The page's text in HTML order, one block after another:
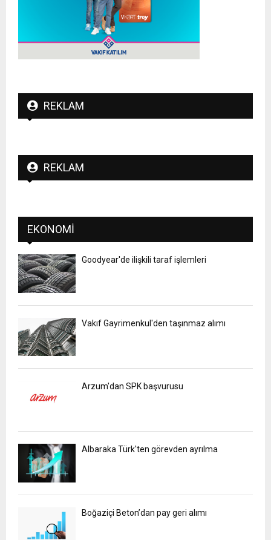
REKLAM
REKLAM
EKONOMI
Goodyear'de ilişkili taraf işlemleri
Vakıf Gayrimenkul'den taşınmaz alımı
Arzum'dan SPK başvurusu
Albaraka Türk'ten görevden ayrılma
Boğaziçi Beton’dan pay geri alımı